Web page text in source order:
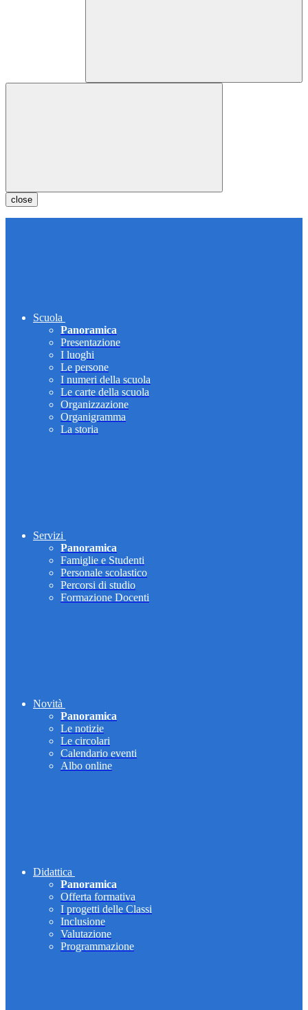
close
Scuola
Panoramica
Presentazione
I luoghi
Le persone
I numeri della scuola
Le carte della scuola
Organizzazione
Organigramma
La storia
Servizi
Panoramica
Famiglie e Studenti
Personale scolastico
Percorsi di studio
Formazione Docenti
Novità
Panoramica
Le notizie
Le circolari
Calendario eventi
Albo online
Didattica
Panoramica
Offerta formativa
I progetti delle Classi
Inclusione
Valutazione
Programmazione